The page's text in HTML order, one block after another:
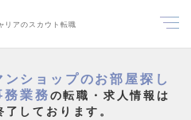
リアのスカウト転職
ンショップのお部屋探し
務業務の転職・求人情報は
しております。